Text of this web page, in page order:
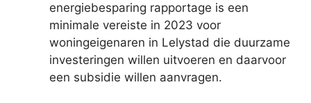
energiebesparing rapportage is een
minimale vereiste in 2023 voor
woningeigenaren in Lelystad die duurzame
investeringen willen uitvoeren en daarvoor
een subsidie willen aanvragen.